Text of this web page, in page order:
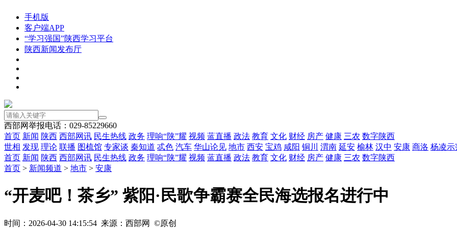
手机版
客户端APP
“学习强国”陕西学习平台
陕西新闻发布厅
西部网举报电话：029-85229660
首页 新闻 陕西 西部网讯 民生热线 政务 理响“陕”耀 视频 蓝直播 政法 教育 文化 财经 房产 健康 三农 数字陕西
世相 发现 理论 联播 图梳馆 专家谈 秦知道 忒色 汽车 华山论见 地市 西安 宝鸡 咸阳 铜川 渭南 延安 榆林 汉中 安康 商洛 杨凌示
首页 新闻 陕西 西部网讯 民生热线 政务 理响“陕”耀 视频 蓝直播 政法 教育 文化 财经 房产 健康 三农 数字陕西
首页 > 新闻频道 > 地市 > 安康
“开麦吧！茶乡” 紫阳·民歌争霸赛全民海选报名进行中
时间：2026-04-30 14:15:54 来源：西部网 ©原创